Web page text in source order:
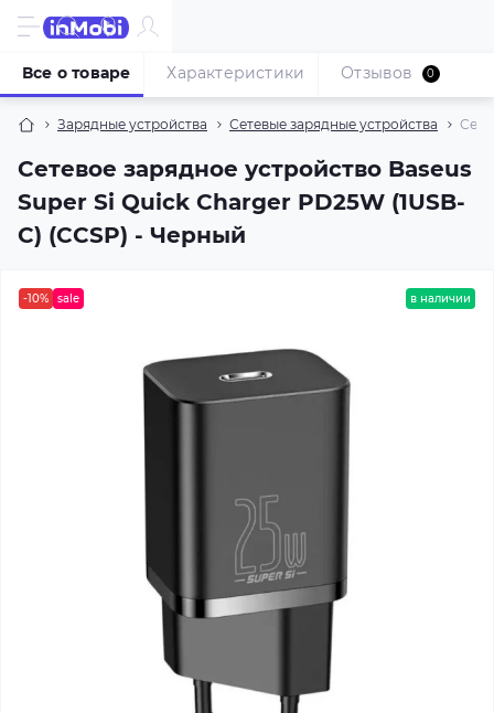
Зарядные устройства Сетевые зарядные устройства
Сетевое зарядное устройство Baseus
Super Si Quick Charger PD25W (1USB-
C) (CCSP) - Черный
Все о товаре Характеристики Отзывов 0
-10% sale в наличии